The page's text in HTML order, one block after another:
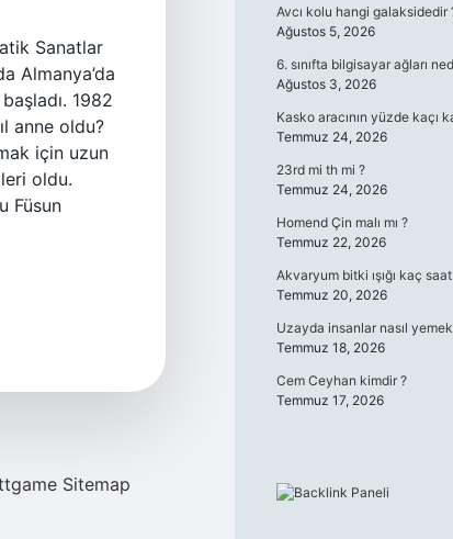
Sanatlar
Almanya’da
1982
anne oldu?
için uzun
oldu.
Füsun
Sitemap
Avcı kolu hangi galaksidedir
Ağustos 5, 2026
6. sınıfta bilgisayar ağları
Ağustos 3, 2026
Kasko aracının yüzde kaçı
Temmuz 24, 2026
23rd mi th mi ?
Temmuz 24, 2026
Homend Çin malı mı ?
Temmuz 22, 2026
Akvaryum bitki ışığı kaç
Temmuz 20, 2026
Uzayda insanlar nasıl
Temmuz 18, 2026
Cem Ceyhan kimdir ?
Temmuz 17, 2026